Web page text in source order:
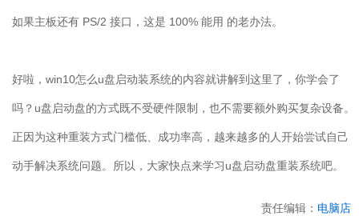
如果主板还有 PS/2 接口，这是 100% 能用 的老办法。
好啦， win10怎么u盘启动装系统的内容就讲解到这里了，你学会了
吗？ u盘启动盘的方式既不受硬件限制，也不需要额外购买复杂设备。
正因为这种重装方式门槛低、成功率高，越来越多的人开始尝试自己
动手解决系统问题。所以，大家快点来学习u盘启动盘重装系统吧。
责任编辑： 电脑店